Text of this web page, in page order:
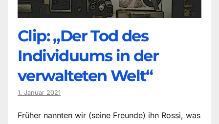
Clip: „Der Tod des
Individuums in der
verwalteten Welt“
1. Januar 2021
Früher nannten wir (seine Freunde) ihn Rossi, was